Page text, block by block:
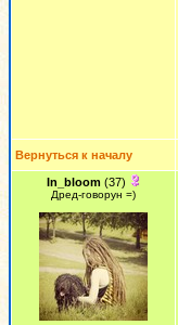
Вернуться к началу
In_bloom(37)
Дред-говорун =)